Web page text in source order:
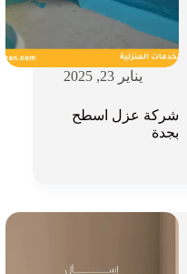
يناير 23, 2025
شركة عزل اسطح
بجدة